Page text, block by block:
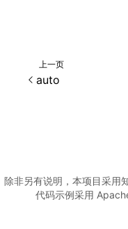
上一页
auto
除非另有说明，本项目采用
代码示例采用